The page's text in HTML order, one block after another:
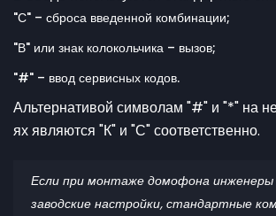
"С" – сброса введенной комбинации;
"В" или знак колокольчика – вызов;
"#" – ввод сервисных кодов.
Альтернативой символам "#" и "*" на
ях являются "К" и "С" соответственно.
Если при монтаже домофона инженеры
заводские настройки, стандартные